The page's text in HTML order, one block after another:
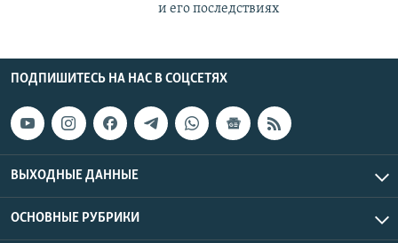
и его последствиях
ПОДПИШИТЕСЬ НА НАС В СОЦСЕТЯХ
ВЫХОДНЫЕ ДАННЫЕ
ОСНОВНЫЕ РУБРИКИ